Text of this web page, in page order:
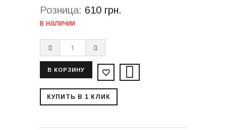
Розница: 610 грн.
в наличии
КУПИТЬ В 1 КЛИК